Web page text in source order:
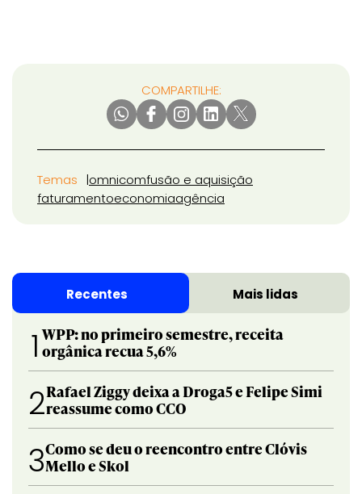
COMPARTILHE:
Temas omnicomfusão e aquisição
faturamentoeconomiaagência
Recentes Mais lidas
1 WPP: no primeiro semestre, receita
orgânica recua 5,6%
2Rafael Ziggy deixa a Droga5 e Felipe Simi
reassume como CCO
3Como se deu o reencontro entre Clóvis
Mello e Skol